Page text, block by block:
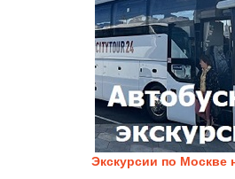
Экскурсии по Москве